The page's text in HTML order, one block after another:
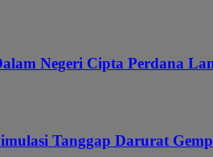
Negeri Cipta Perdana
Tanggap Darurat